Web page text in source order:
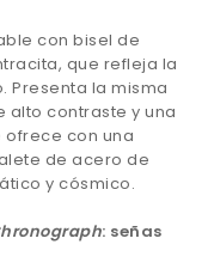
con bisel de
que refleja la
Presenta la misma
contraste y una
con una
de acero de
y cósmico.
: señas